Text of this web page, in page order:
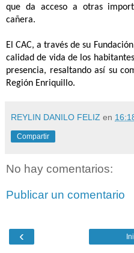
que da acceso a otras
cañera.
El CAC, a través de su
calidad de vida de los
presencia, resaltando así su
Región Enriquillo.
REYLIN DANILO FELIZ en
Compartir
No hay comentarios:
Publicar un comentario
‹